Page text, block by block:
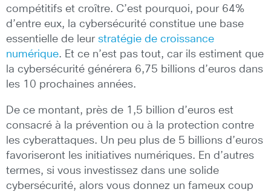
compétitifs et croître. C’est pourquoi, pour 64%
d’entre eux, la cybersécurité constitue une base
essentielle de leur stratégie de croissance
numérique. Et ce n’est pas tout, car ils estiment que
la cybersécurité générera 6,75 billions d’euros dans
les 10 prochaines années.
De ce montant, près de 1,5 billion d’euros est
consacré à la prévention ou à la protection contre
les cyberattaques. Un peu plus de 5 billions d’euros
favoriseront les initiatives numériques. En d’autres
termes, si vous investissez dans une solide
cybersécurité, alors vous donnez un fameux coup